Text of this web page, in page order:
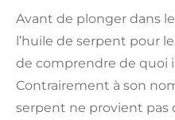
Avant de plonger dans
l’huile de serpent pour
de comprendre de quoi
Contrairement à son
serpent ne provient pas